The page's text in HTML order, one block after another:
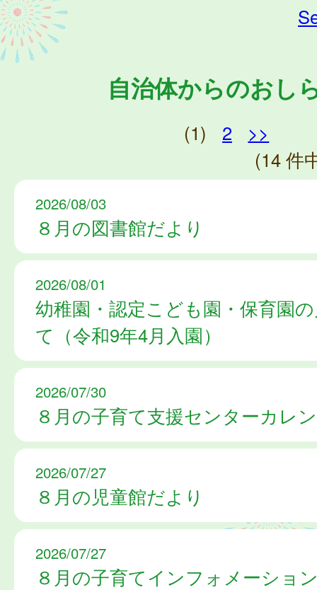
自治体からのおし
(1) 2
>>
(14 件
2026/08/03
８月の図書館だより
2026/08/01
幼稚園・認定こども園・保育園
て（令和9年4月入園）
2026/07/30
８月の子育て支援センターカレ
2026/07/27
８月の児童館だより
2026/07/27
８月の子育てインフォメーショ